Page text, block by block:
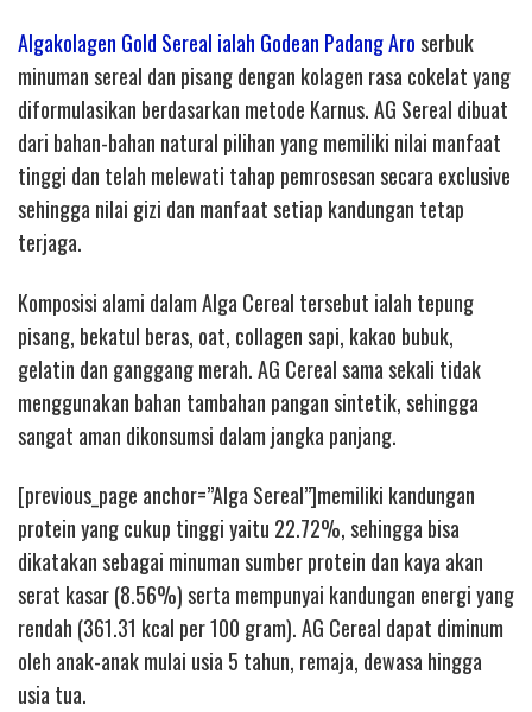
Algakolagen Gold Sereal ialah Godean Padang Aroserbuk
minuman sereal dan pisang dengan kolagen rasa cokelat yang
diformulasikan berdasarkan metode Karnus. AG Sereal dibuat
dari bahan-bahan natural pilihan yang memiliki nilai manfaat
tinggi dan telah melewati tahap pemrosesan secara exclusive
sehingga nilai gizi dan manfaat setiap kandungan tetap
terjaga.
Komposisi alami dalam Alga Cereal tersebut ialah tepung
pisang, bekatul beras, oat, collagen sapi, kakao bubuk,
gelatin dan ganggang merah. AG Cereal sama sekali tidak
menggunakan bahan tambahan pangan sintetik, sehingga
sangat aman dikonsumsi dalam jangka panjang.
[previous_page anchor=”Alga Sereal”]memiliki kandungan
protein yang cukup tinggi yaitu 22.72%, sehingga bisa
dikatakan sebagai minuman sumber protein dan kaya akan
serat kasar (8.56%) serta mempunyai kandungan energi yang
rendah (361.31 kcal per 100 gram). AG Cereal dapat diminum
oleh anak-anak mulai usia 5 tahun, remaja, dewasa hingga
usia tua.